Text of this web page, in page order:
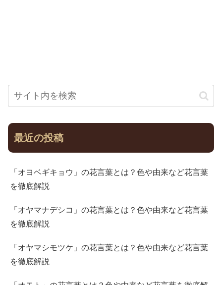
最近の投稿
「オヨベギキョウ」の花言葉とは？色や由来など花言葉
を徹底解説
「オヤマナデシコ」の花言葉とは？色や由来など花言葉
を徹底解説
「オヤマシモツケ」の花言葉とは？色や由来など花言葉
を徹底解説